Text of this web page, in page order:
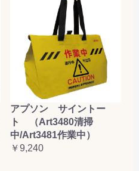
アプソン サイントー
ト （Art3480清掃
中/Art3481作業中）
￥9,240